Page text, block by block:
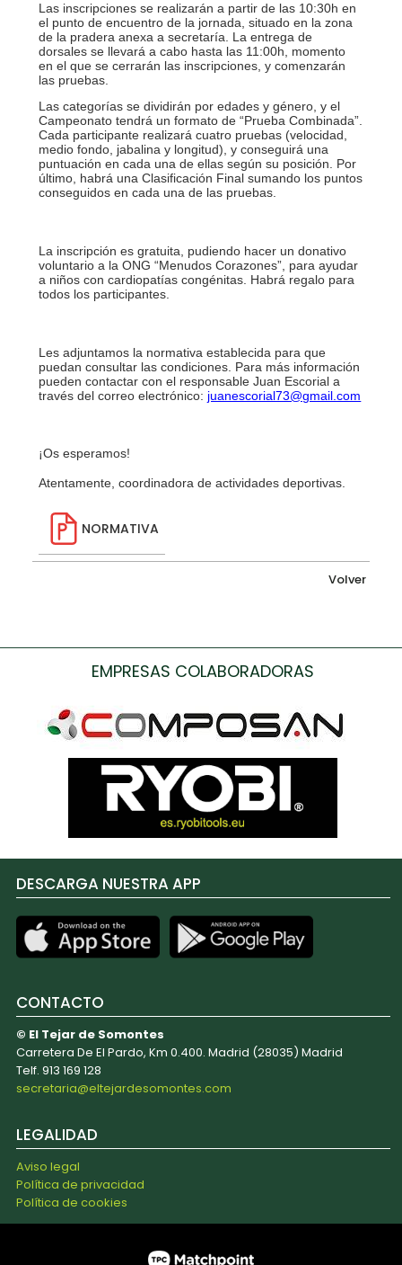
Las inscripciones se realizarán a partir de las 10:30h en
el punto de encuentro de la jornada, situado en la zona
de la pradera anexa a secretaría. La entrega de
dorsales se llevará a cabo hasta las 11:00h, momento
en el que se cerrarán las inscripciones, y comenzarán
las pruebas.
Las categorías se dividirán por edades y género, y el
Campeonato tendrá un formato de “Prueba Combinada”.
Cada participante realizará cuatro pruebas (velocidad,
medio fondo, jabalina y longitud), y conseguirá una
puntuación en cada una de ellas según su posición. Por
último, habrá una Clasificación Final sumando los puntos
conseguidos en cada una de las pruebas.
La inscripción es gratuita, pudiendo hacer un donativo
voluntario a la ONG “Menudos Corazones”, para ayudar
a niños con cardiopatías congénitas. Habrá regalo para
todos los participantes.
Les adjuntamos la normativa establecida para que
puedan consultar las condiciones. Para más información
pueden contactar con el responsable Juan Escorial a
través del correo electrónico: juanescorial73@gmail.com
¡Os esperamos!
Atentamente, coordinadora de actividades deportivas.
NORMATIVA
Volver
EMPRESAS COLABORADORAS
DESCARGA NUESTRA APP
CONTACTO
© El Tejar de Somontes
Carretera De El Pardo, Km 0.400. Madrid (28035) Madrid
Telf. 913 169 128
secretaria@eltejardesomontes.com
LEGALIDAD
Aviso legal
Política de privacidad
Política de cookies